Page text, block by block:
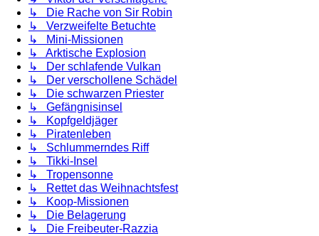
↳ Die Rache von Sir Robin
↳ Verzweifelte Betuchte
↳ Mini-Missionen
↳ Arktische Explosion
↳ Der schlafende Vulkan
↳ Der verschollene Schädel
↳ Die schwarzen Priester
↳ Gefängnisinsel
↳ Kopfgeldjäger
↳ Piratenleben
↳ Schlummerndes Riff
↳ Tikki-Insel
↳ Tropensonne
↳ Rettet das Weihnachtsfest
↳ Koop-Missionen
↳ Die Belagerung
↳ Die Freibeuter-Razzia